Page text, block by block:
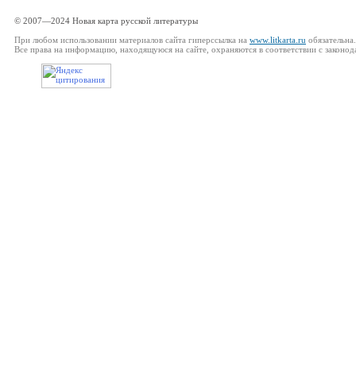
© 2007—2024 Новая карта русской литературы
При любом использовании материалов сайта гиперссылка на www.litkarta.ru обязательна.
Все права на информацию, находящуюся на сайте, охраняются в соответствии с